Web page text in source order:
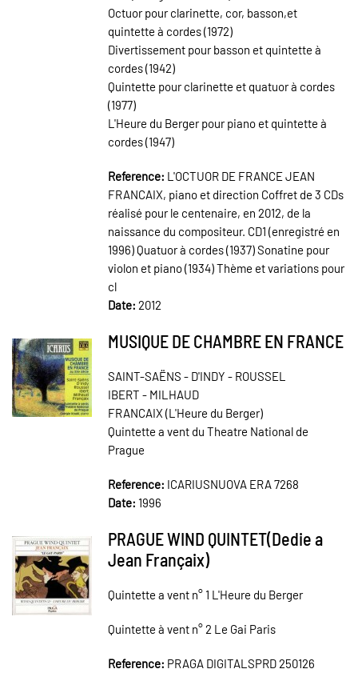
Octuor pour clarinette, cor, basson,et
quintette à cordes (1972)
Divertissement pour basson et quintette à
cordes (1942)
Quintette pour clarinette et quatuor à cordes
(1977)
L'Heure du Berger pour piano et quintette à
cordes (1947)
Reference: L'OCTUOR DE FRANCE JEAN
FRANCAIX, piano et direction Coffret de 3 CDs
réalisé pour le centenaire, en 2012, de la
naissance du compositeur. CD1 (enregistré en
1996) Quatuor à cordes (1937) Sonatine pour
violon et piano (1934) Thème et variations pour
cl
Date: 2012
MUSIQUE DE CHAMBRE EN FRANCE
SAINT-SAËNS - D'INDY - ROUSSEL
IBERT - MILHAUD
FRANCAIX (L'Heure du Berger)
Quintette a vent du Theatre National de
Prague
Reference: ICARIUSNUOVA ERA 7268
Date: 1996
PRAGUE WIND QUINTET(Dedie a
Jean Françaix)
Quintette a vent n° 1 L'Heure du Berger
Quintette à vent n° 2 Le Gai Paris
Reference: PRAGA DIGITALSPRD 250126